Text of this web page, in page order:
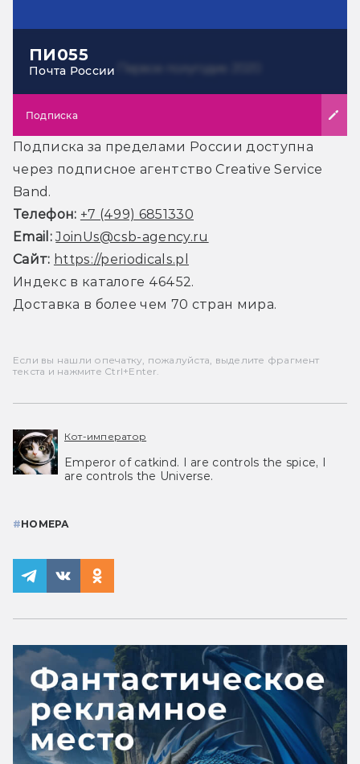
ПИ055
Почта России
Подписка
Подписка за пределами России доступна
через подписное агентство Creative Service
Band.
Телефон: +7 (499) 6851330
Email: JoinUs@csb-agency.ru
Сайт: https://periodicals.pl
Индекс в каталоге 46452.
Доставка в более чем 70 стран мира.
Если вы нашли опечатку, пожалуйста, выделите фрагмент
текста и нажмите Ctrl+Enter.
Кот-император
Emperor of catkind. I are controls the spice, I
are controls the Universe.
#НОМЕРА